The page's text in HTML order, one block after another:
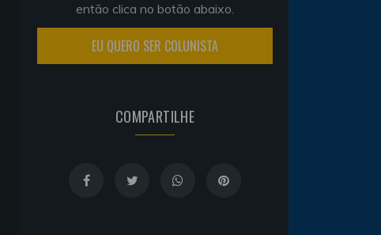
então clica no botão abaixo.
EU QUERO SER COLUNISTA
COMPARTILHE